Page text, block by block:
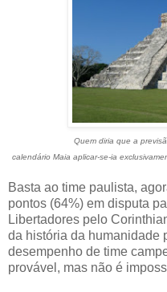
Quem diria que a
calendário Maia aplicar-se-ia
Basta ao time paulista,
pontos (64%) em disputa
Libertadores pelo
da história da humanidade
desempenho de time
provável, mas não é